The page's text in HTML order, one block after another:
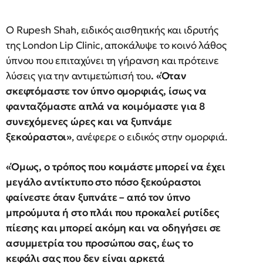
Ο Rupesh Shah, ειδικός αισθητικής και ιδρυτής
της London Lip Clinic, αποκάλυψε το κοινό λάθος
ύπνου που επιταχύνει τη γήρανση και πρότεινε
λύσεις για την αντιμετώπισή του. «Όταν
σκεφτόμαστε τον ύπνο ομορφιάς, ίσως να
φανταζόμαστε απλά να κοιμόμαστε για 8
συνεχόμενες ώρες και να ξυπνάμε
ξεκούραστοι», ανέφερε ο ειδικός στην ομορφιά.
«Όμως, ο τρόπος που κοιμάστε μπορεί να έχει
μεγάλο αντίκτυπο στο πόσο ξεκούραστοι
φαίνεστε όταν ξυπνάτε – από τον ύπνο
μπρούμυτα ή στο πλάι που προκαλεί ρυτίδες
πίεσης και μπορεί ακόμη και να οδηγήσει σε
ασυμμετρία του προσώπου σας, έως το
κεφάλι σας που δεν είναι αρκετά